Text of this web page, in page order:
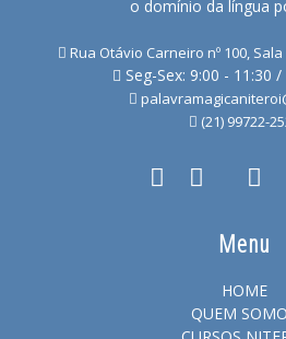
o domínio da língua
Rua Otávio Carneiro nº 100, Sala
Seg-Sex: 9:00 - 11:30
(21) 99722-
Menu
HOME
QUEM